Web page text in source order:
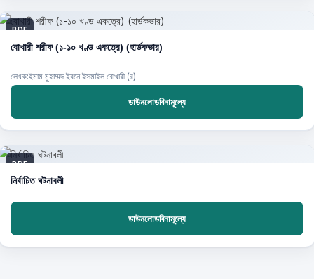
PDF
বোখারী শরীফ (১-১০ খণ্ড একত্রে) (হার্ডকভার)
লেখক:ইমাম মুহাম্মদ ইবনে ইসমাইল বোখারী (র)
ডাউনলোডবিনামূল্যে
PDF
নির্বাচিত ঘটনাবলী
ডাউনলোডবিনামূল্যে